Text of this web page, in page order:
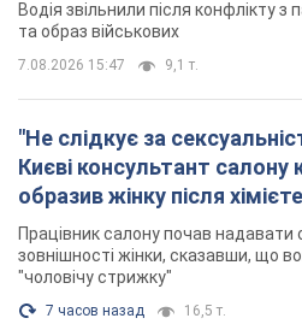
зовнішності жінки, сказавши, що
"чоловічу стрижку"
7 часов назад 16,5 т.